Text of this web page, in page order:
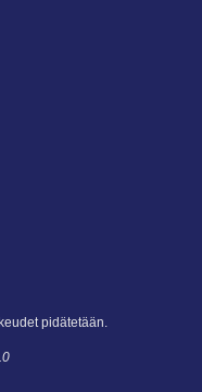
pidätetään.